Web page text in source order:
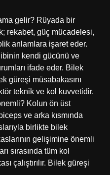
gelir? Rüyada bir
rekabet, güç mücadelesi,
anlamlara işaret eder.
kendi gücünü ve
ifade eder. Bilek
güreşi müsabakasını
teknik ve kol kuvvetidir.
Kolun ön üst
ve arka kısmında
birlikte bilek
gelişimine önemli
sırasında tüm kol
çalıştırılır. Bilek güreşi